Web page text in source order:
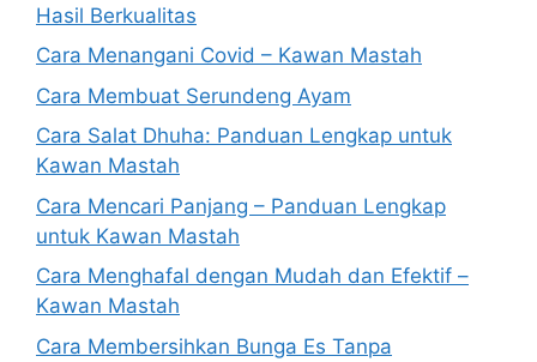
Hasil Berkualitas
Cara Menangani Covid – Kawan Mastah
Cara Membuat Serundeng Ayam
Cara Salat Dhuha: Panduan Lengkap untuk
Kawan Mastah
Cara Mencari Panjang – Panduan Lengkap
untuk Kawan Mastah
Cara Menghafal dengan Mudah dan Efektif –
Kawan Mastah
Cara Membersihkan Bunga Es Tanpa